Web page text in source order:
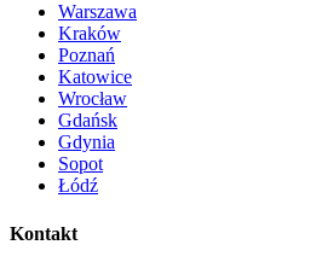
Warszawa
Kraków
Poznań
Katowice
Wrocław
Gdańsk
Gdynia
Sopot
Łódź
Kontakt